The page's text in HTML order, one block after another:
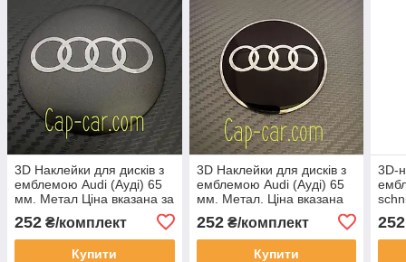
3D Наклейки для дисків з
емблемою Audi (Ауді) 65
мм. Метал Ціна вказана за
штук.
252 ₴/комплект
Купити
3D Наклейки для дисків з
емблемою Audi (Ауді) 65
мм. Метал. Ціна вказана
за комплект наклейок із 4
штук.
252₴/комплект
Купити
3D-
252